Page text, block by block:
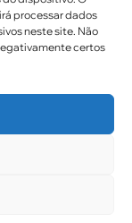
processar dados
neste site. Não
certos